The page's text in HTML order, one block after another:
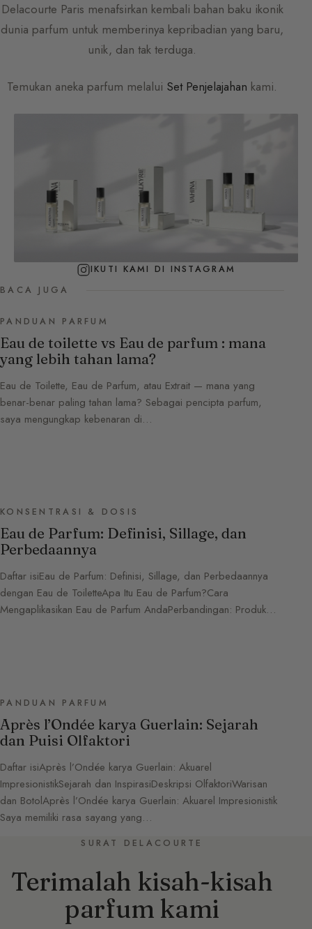
Delacourte Paris menafsirkan kembali bahan baku ikonik
dunia parfum untuk memberinya kepribadian yang baru,
unik, dan tak terduga.
Temukan aneka parfum melalui Set Penjelajahan kami.
IKUTI KAMI DI INSTAGRAM
BACA JUGA
PANDUAN PARFUM
Eau de toilette vs Eau de parfum : mana
yang lebih tahan lama?
Eau de Toilette, Eau de Parfum, atau Extrait — mana yang
benar-benar paling tahan lama? Sebagai pencipta parfum,
saya mengungkap kebenaran di…
KONSENTRASI & DOSIS
Eau de Parfum: Definisi, Sillage, dan
Perbedaannya
Daftar isiEau de Parfum: Definisi, Sillage, dan Perbedaannya
dengan Eau de ToiletteApa Itu Eau de Parfum?Cara
Mengaplikasikan Eau de Parfum AndaPerbandingan: Produk…
PANDUAN PARFUM
Après l’Ondée karya Guerlain: Sejarah
dan Puisi Olfaktori
Daftar isiAprès l’Ondée karya Guerlain: Akuarel
ImpresionistikSejarah dan InspirasiDeskripsi OlfaktoriWarisan
dan BotolAprès l’Ondée karya Guerlain: Akuarel Impresionistik
Saya memiliki rasa sayang yang…
SURAT DELACOURTE
Terimalah kisah-kisah
parfum kami